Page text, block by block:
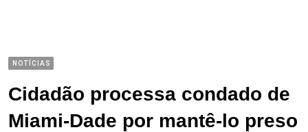
NOTÍCIAS
Cidadão processa condado de
Miami-Dade por mantê-lo preso